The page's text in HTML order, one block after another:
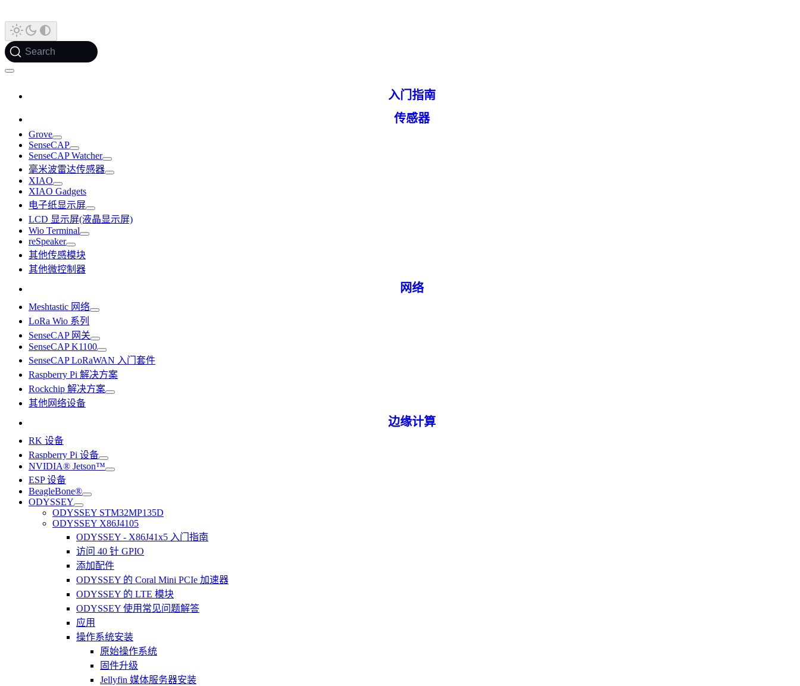
Search
入门指南
传感器
Grove
SenseCAP
SenseCAP Watcher
毫米波雷达传感器
XIAO
XIAO Gadgets
电子纸显示屏
LCD 显示屏(液晶显示屏)
Wio Terminal
reSpeaker
其他传感模块
其他微控制器
网络
Meshtastic 网络
LoRa Wio 系列
SenseCAP 网关
SenseCAP K1100
SenseCAP LoRaWAN 入门套件
Raspberry Pi 解决方案
Rockchip 解决方案
其他网络设备
边缘计算
RK 设备
Raspberry Pi 设备
NVIDIA® Jetson™
ESP 设备
BeagleBone®
ODYSSEY
ODYSSEY STM32MP135D
ODYSSEY X86J4105
ODYSSEY - X86J41x5 入门指南
访问 40 针 GPIO
添加配件
ODYSSEY 的 Coral Mini PCIe 加速器
ODYSSEY 的 LTE 模块
ODYSSEY 使用常见问题解答
应用
操作系统安装
原始操作系统
固件升级
Jellyfin 媒体服务器安装